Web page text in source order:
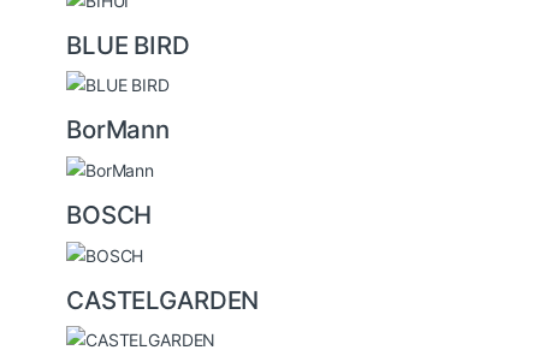
BLUE BIRD
BorMann
BOSCH
CASTELGARDEN